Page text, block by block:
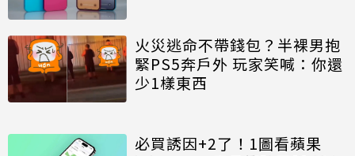
火災逃命不帶錢包？半裸男抱
緊PS5奔戶外 玩家笑喊：你還
少1樣東西
必買誘因+2了！1圖看蘋果